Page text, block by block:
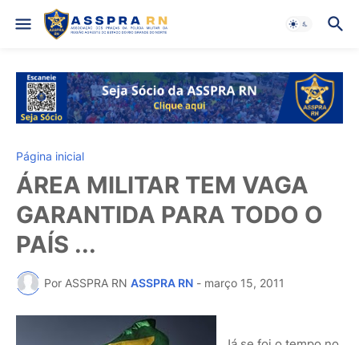
Página inicial
ÁREA MILITAR TEM VAGA
GARANTIDA PARA TODO O
PAÍS ...
Por ASSPRA RN ASSPRA RN - março 15, 2011